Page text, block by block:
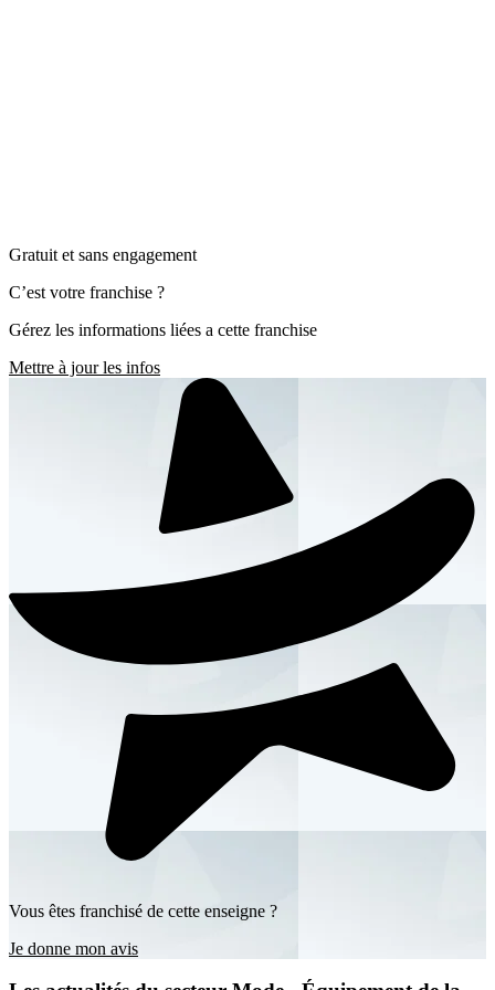
Gratuit et sans engagement
C’est votre franchise ?
Gérez les informations liées a cette franchise
Mettre à jour les infos
Vous êtes franchisé de cette enseigne ?
Je donne mon avis